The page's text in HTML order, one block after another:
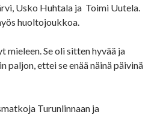
Usko Huhtala ja Toimi Uutela.
huoltojoukkoa.
mieleen. Se oli sitten hyvää ja
paljon, ettei se enää näinä päivinä
Turunlinnaan ja